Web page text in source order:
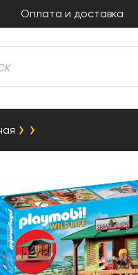
Оплата и доставка